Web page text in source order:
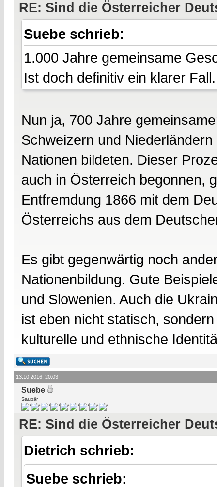
RE: Sind die Österreicher
Suebe schrieb:
1.000 Jahre gemeinsame
Ist doch definitiv ein klarer Fall.
Nun ja, 700 Jahre
Schweizern und
Nationen bildeten. Dieser
auch in Österreich begonnen,
Entfremdung 1866 mit dem
Österreichs aus dem
Es gibt gegenwärtig noch
Nationenbildung. Gute
und Slowenien. Auch die
ist eben nicht statisch,
kulturelle und ethnische
13.10.2016, 20:03
Suebe
Saubär
RE: Sind die Österreicher
Dietrich schrieb:
Suebe schrieb: